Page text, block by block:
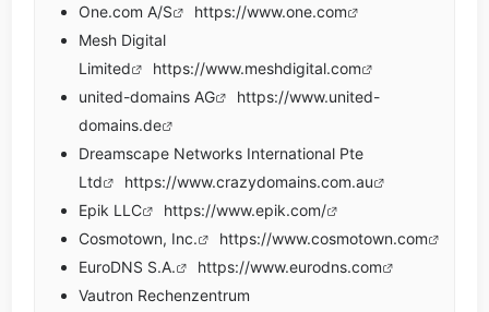
One.com A/S
https://www.one.com
Mesh Digital
Limited
https://www.meshdigital.com
united-domains AG
https://www.united-
domains.de
Dreamscape Networks International Pte
Ltd
https://www.crazydomains.com.au
Epik LLC
https://www.epik.com/
Cosmotown, Inc.
https://www.cosmotown.com
EuroDNS S.A.
https://www.eurodns.com
Vautron Rechenzentrum